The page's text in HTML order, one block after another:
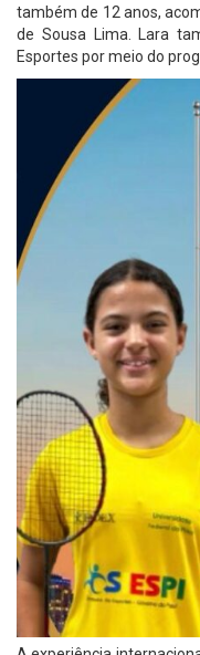
também de 12 anos,
de Sousa Lima. Lara
Esportes por meio do